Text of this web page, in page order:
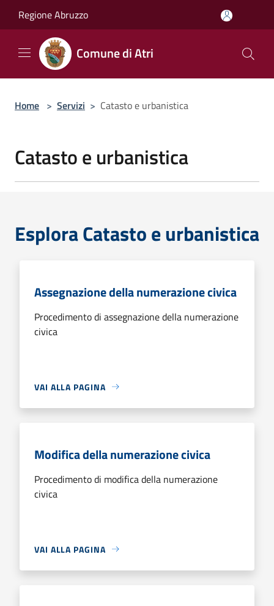
Regione Abruzzo
Comune di Atri
Home > Servizi > Catasto e urbanistica
Catasto e urbanistica
Esplora Catasto e urbanistica
Assegnazione della numerazione civica
Procedimento di assegnazione della numerazione
civica
VAI ALLA PAGINA
Modifica della numerazione civica
Procedimento di modifica della numerazione
civica
VAI ALLA PAGINA